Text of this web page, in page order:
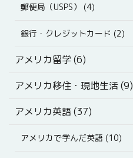
郵便局（USPS） (4)
銀行・クレジットカード (2)
アメリカ留学 (6)
アメリカ移住・現地生活 (9)
アメリカ英語 (37)
アメリカで学んだ英語 (10)